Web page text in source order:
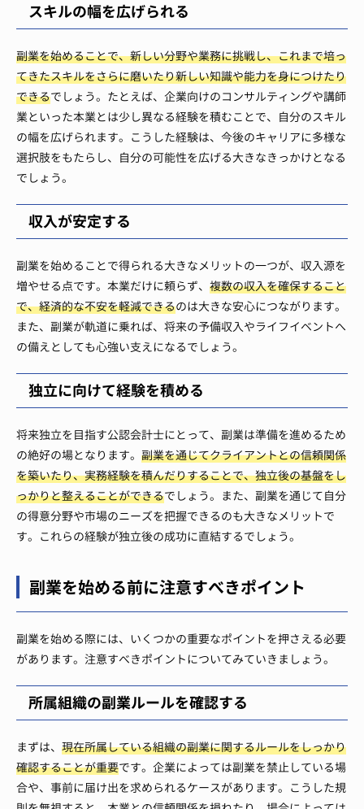
スキルの幅を広げられる
副業を始めることで、新しい分野や業務に挑戦し、これまで培っ
てきたスキルをさらに磨いたり新しい知識や能力を身につけたり
できるでしょう。たとえば、企業向けのコンサルティングや講師
業といった本業とは少し異なる経験を積むことで、自分のスキル
の幅を広げられます。こうした経験は、今後のキャリアに多様な
選択肢をもたらし、自分の可能性を広げる大きなきっかけとなる
でしょう。
収入が安定する
副業を始めることで得られる大きなメリットの一つが、収入源を
増やせる点です。本業だけに頼らず、 複数の収入を確保すること
で、経済的な不安を軽減できるのは大きな安心につながります。
また、副業が軌道に乗れば、将来の予備収入やライフイベントへ
の備えとしても心強い支えになるでしょう。
独立に向けて経験を積める
将来独立を目指す公認会計士にとって、副業は準備を進めるため
の絶好の場となります。 副業を通じてクライアントとの信頼関係
を築いたり、実務経験を積んだりすることで、独立後の基盤をし
っかりと整えることができるでしょう。また、副業を通じて自分
の得意分野や市場のニーズを把握できるのも大きなメリットで
す。これらの経験が独立後の成功に直結するでしょう。
副業を始める前に注意すべきポイント
副業を始める際には、いくつかの重要なポイントを押さえる必要
があります。注意すべきポイントについてみていきましょう。
所属組織の副業ルールを確認する
まずは、 現在所属している組織の副業に関するルールをしっかり
確認することが重要です。企業によっては副業を禁止している場
合や、事前に届け出を求められるケースがあります。こうした規